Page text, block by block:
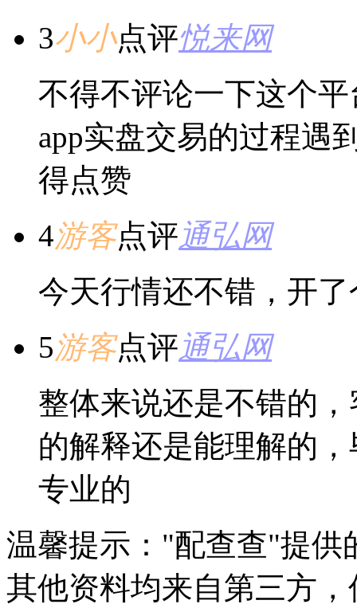
3小小点评悦来网
不得不评论一下这个
app实盘交易的过程遇
得点赞
4游客点评通弘网
今天行情还不错，开
5游客点评通弘网
整体来说还是不错的
的解释还是能理解的
专业的
温馨提示："配查查"提供
其他资料均来自第三方